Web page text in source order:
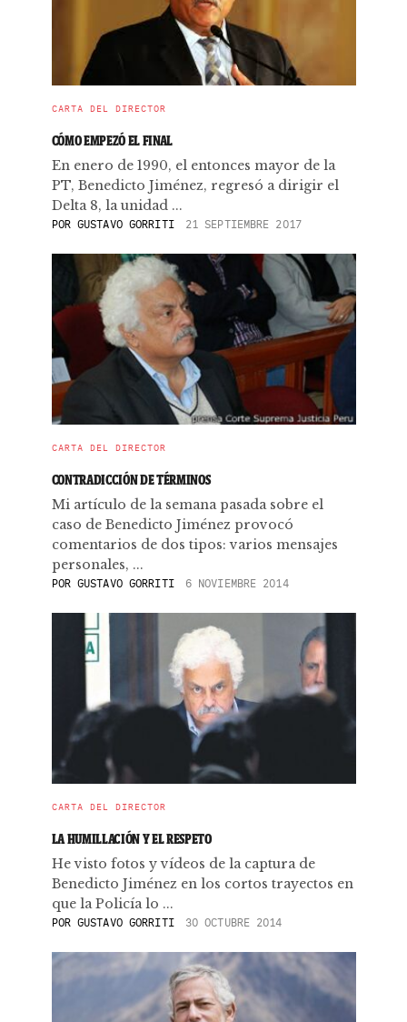
CARTA DEL DIRECTOR
CÓMO EMPEZÓ EL FINAL
En enero de 1990, el entonces mayor de la
PT, Benedicto Jiménez, regresó a dirigir el
Delta 8, la unidad ...
POR GUSTAVO GORRITI 21 SEPTIEMBRE 2017
CARTA DEL DIRECTOR
CONTRADICCIÓN DE TÉRMINOS
Mi artículo de la semana pasada sobre el
caso de Benedicto Jiménez provocó
comentarios de dos tipos: varios mensajes
personales, ...
POR GUSTAVO GORRITI 6 NOVIEMBRE 2014
CARTA DEL DIRECTOR
LA HUMILLACIÓN Y EL RESPETO
He visto fotos y vídeos de la captura de
Benedicto Jiménez en los cortos trayectos en
que la Policía lo ...
POR GUSTAVO GORRITI 30 OCTUBRE 2014